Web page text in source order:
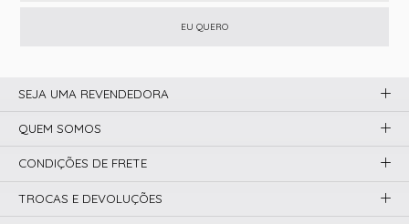
EU QUERO
SEJA UMA REVENDEDORA
QUEM SOMOS
CONDIÇÕES DE FRETE
TROCAS E DEVOLUÇÕES